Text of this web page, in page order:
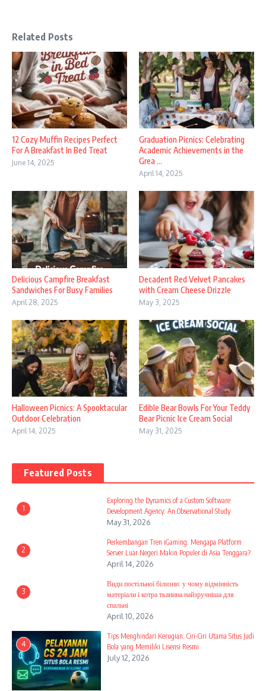
Related Posts
12 Cozy Muffin Recipes Perfect
For A Breakfast In Bed Treat
June 14, 2025
Graduation Picnics: Celebrating
Academic Achievements in the
Grea ...
April 14, 2025
Delicious Campfire Breakfast
Sandwiches For Busy Families
April 28, 2025
Decadent Red Velvet Pancakes
with Cream Cheese Drizzle
May 3, 2025
Halloween Picnics: A Spooktacular
Outdoor Celebration
April 14, 2025
Edible Bear Bowls For Your Teddy
Bear Picnic Ice Cream Social
May 31, 2025
Featured Posts
1
Exploring the Dynamics of a Custom Software
Development Agency: An Observational Study
May 31, 2026
2
Perkembangan Tren iGaming: Mengapa Platform
Server Luar Negeri Makin Populer di Asia Tenggara?
April 14, 2026
3
Види постільної білизни: у чому відмінність
матеріали і котра тканина найзручніша для
спальні
April 10, 2026
4
Tips Menghindari Kerugian: Ciri-Ciri Utama Situs Judi
Bola yang Memiliki Lisensi Resmi
July 12, 2026